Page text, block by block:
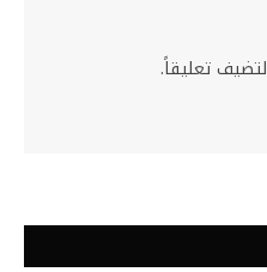
لتضيف تعليقاً.